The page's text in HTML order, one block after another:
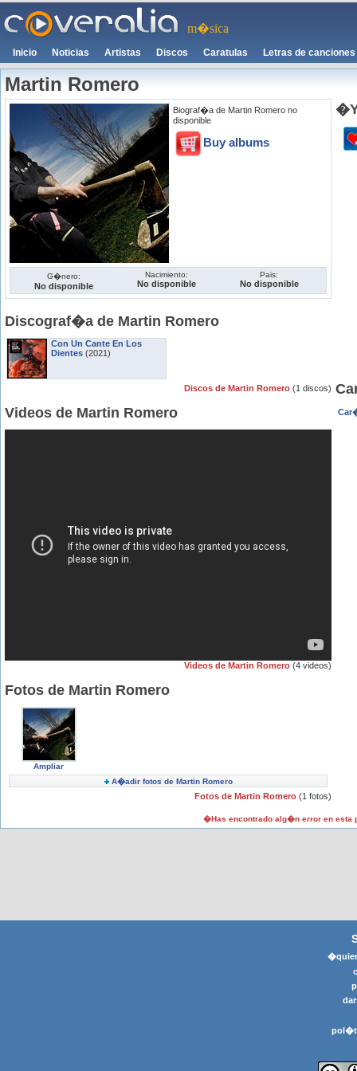
m�sica
Inicio Noticias Artistas Discos Caratulas Letras de canciones
Martin Romero
Biograf�a de Martin Romero no
disponible
Buy albums
G�nero:
No disponible
Nacimiento:
No disponible
Pais:
No disponible
Discograf�a de Martin Romero
Con Un Cante En Los
Dientes (2021)
Discos de Martin Romero (1 discos)
Videos de Martin Romero
Videos de Martin Romero (4 videos)
Fotos de Martin Romero
Ampliar
A�adir fotos de Martin Romero
Fotos de Martin Romero (1 fotos)
�Has encontrado alg�n error en esta